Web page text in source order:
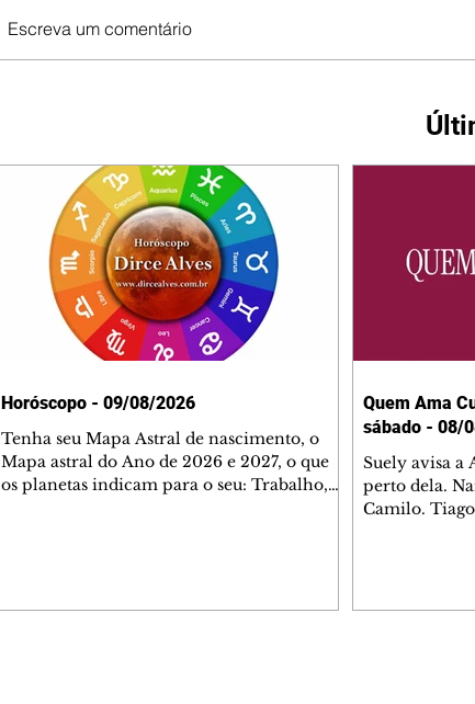
Escreva um comentário
Horóscopo - 09/08/2026
Tenha seu Mapa Astral de nascimento, o
Mapa astral do Ano de 2026 e 2027, o que
os planetas indicam para o seu: Trabalho,
Quem Ama
sábado - 08/
Suely avisa a
perto dela.
Camilo.